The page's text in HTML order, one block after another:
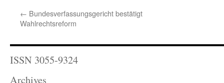
← Bundesverfassungsgericht bestätigt
Wahlrechtsreform
ISSN 3055-9324
Archives